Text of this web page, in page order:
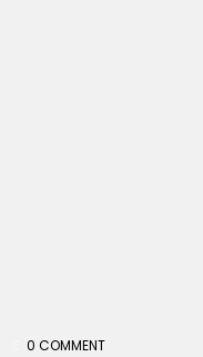
0 COMMENT